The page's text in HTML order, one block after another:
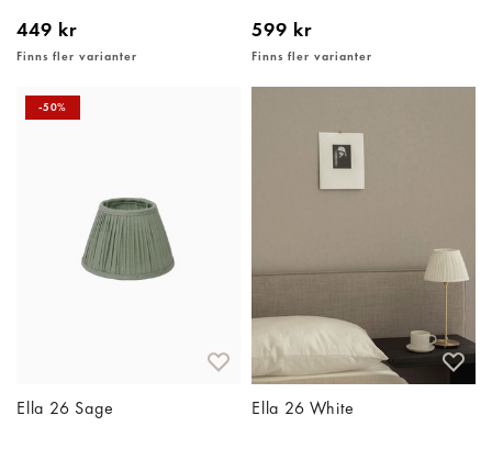
449 kr
Finns fler varianter
599 kr
Finns fler varianter
-50%
Ella 26 Sage Ella 26 White